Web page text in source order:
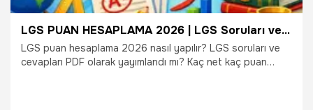
LGS PUAN HESAPLAMA 2026 | LGS Soruları ve Cevapları PDF Yayınlandı! İşte Yeni Sisteme Göre LGS Puan Hesaplama
LGS puan hesaplama 2026 nasıl yapılır? LGS soruları ve
cevapları PDF olarak yayımlandı mı? Kaç net kaç puan